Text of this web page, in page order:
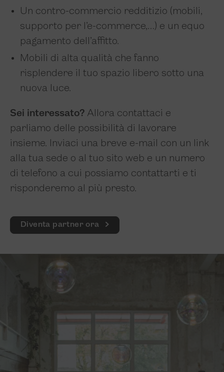
Un contro-commercio redditizio (mobili,
supporto per l’e-commerce,…) e un equo
pagamento dell’affitto.
Mobili di alta qualità che fanno
risplendere il tuo spazio libero sotto una
nuova luce.
Sei interessato? Allora contattaci e
parliamo delle possibilità di lavorare
insieme. Inviaci una breve e-mail con un link
alla tua sede o al tuo sito web e un numero
di telefono a cui possiamo contattarti e ti
risponderemo al più presto.
Diventa partner ora